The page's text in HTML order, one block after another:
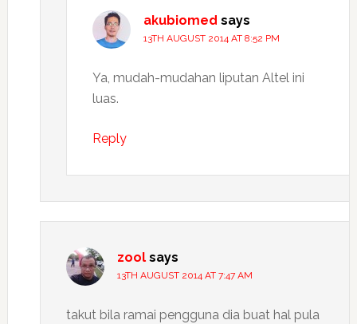
akubiomed says
13TH AUGUST 2014 AT 8:52 PM
Ya, mudah-mudahan liputan Altel ini
luas.
Reply
zool says
13TH AUGUST 2014 AT 7:47 AM
takut bila ramai pengguna dia buat hal pula